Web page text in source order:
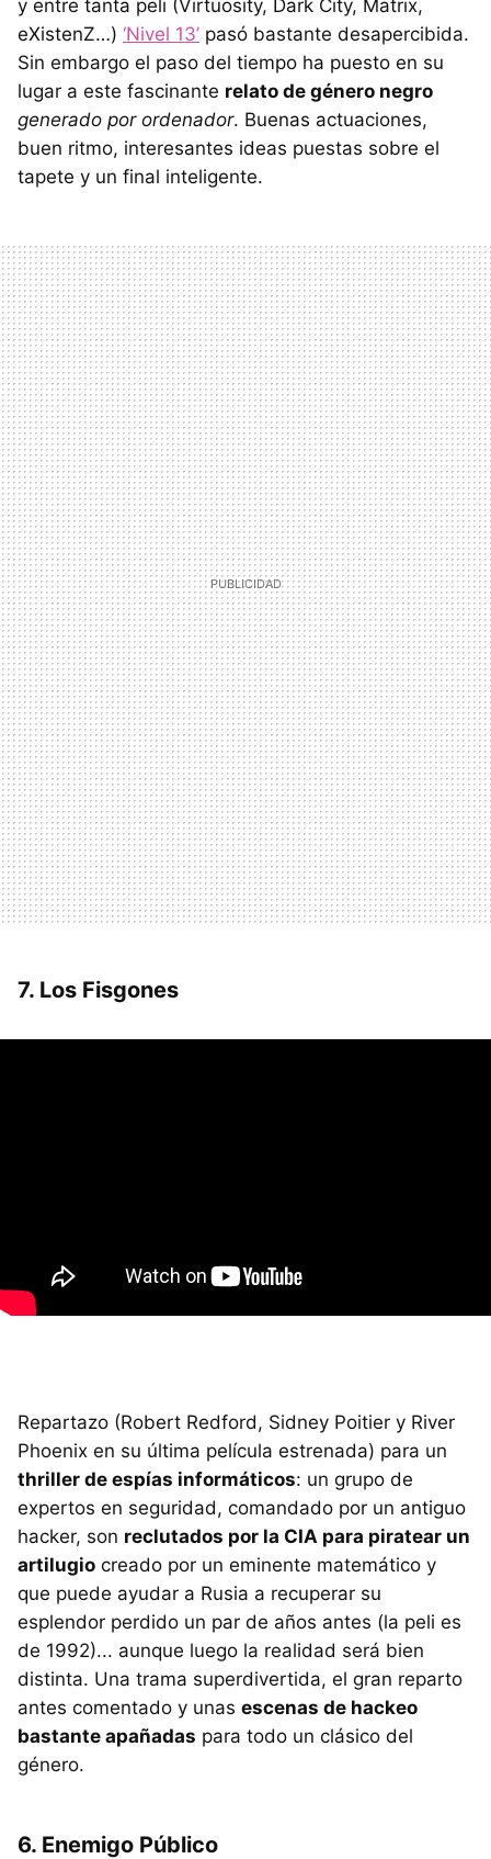
y entre tanta peli (Virtuosity, Dark City, Matrix,
eXistenZ…) ‘Nivel 13’ pasó bastante desapercibida.
Sin embargo el paso del tiempo ha puesto en su
lugar a este fascinante relato de género negro
generado por ordenador. Buenas actuaciones,
buen ritmo, interesantes ideas puestas sobre el
tapete y un final inteligente.
7. Los Fisgones
Repartazo (Robert Redford, Sidney Poitier y River
Phoenix en su última película estrenada) para un
thriller de espías informáticos: un grupo de
expertos en seguridad, comandado por un antiguo
hacker, son reclutados por la CIA para piratear un
artilugio creado por un eminente matemático y
que puede ayudar a Rusia a recuperar su
esplendor perdido un par de años antes (la peli es
de 1992)... aunque luego la realidad será bien
distinta. Una trama superdivertida, el gran reparto
antes comentado y unas escenas de hackeo
bastante apañadas para todo un clásico del
género.
6. Enemigo Público